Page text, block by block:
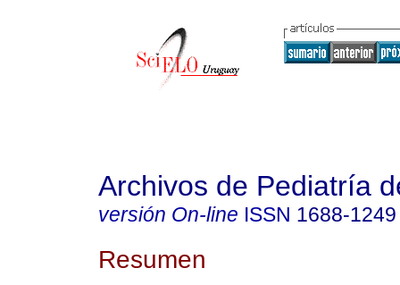
Archivos de Pediatría
versión On-line ISSN 1688-1249
Resumen